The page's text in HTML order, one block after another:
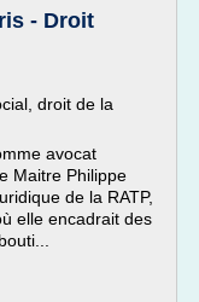
- Droit
droit de la
avocat
Maitre Philippe
de la RATP,
elle encadrait des